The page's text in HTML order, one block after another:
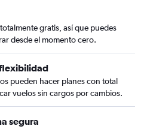
gratis, así que puedes
desde el momento cero.
pueden hacer planes con total
vuelos sin cargos por cambios.
segura